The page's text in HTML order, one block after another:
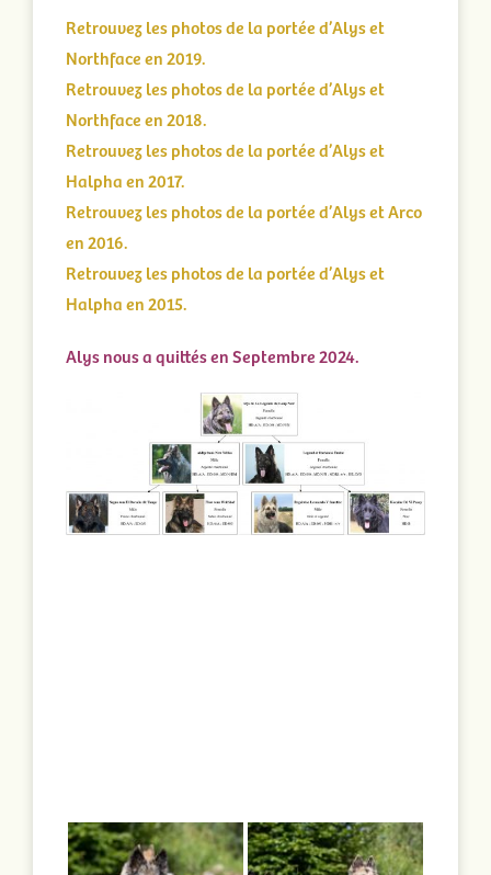
Retrouvez les photos de la portée d’Alys et
Northface en 2019.
Retrouvez les photos de la portée d’Alys et
Northface en 2018.
Retrouvez les photos de la portée d’Alys et
Halpha en 2017.
Retrouvez les photos de la portée d’Alys et Arco
en 2016.
Retrouvez les photos de la portée d’Alys et
Halpha en 2015.
Alys nous a quittés en Septembre 2024.